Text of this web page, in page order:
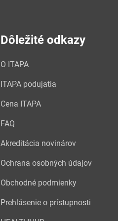
Dôležité odkazy
O ITAPA
ITAPA podujatia
Cena ITAPA
FAQ
Akreditácia novinárov
Ochrana osobných údajov
Obchodné podmienky
Prehlásenie o prístupnosti